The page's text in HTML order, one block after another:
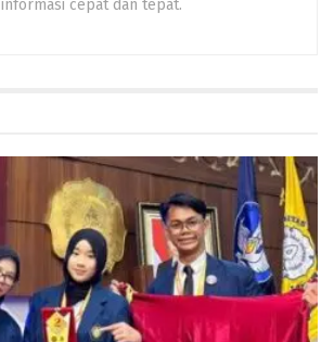
informasi cepat dan tepat.